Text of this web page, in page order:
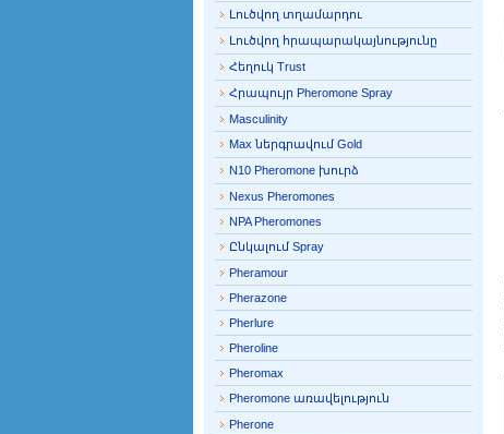
Լուծվող տղամարդու
Լուծվող հրապարակայնությունը
Հեղուկ Trust
Հրապույր Pheromone Spray
Masculinity
Max ներգրավում Gold
N10 Pheromone խուրձ
Nexus Pheromones
NPA Pheromones
Ընկալում Spray
Pheramour
Pherazone
Pherlure
Pheroline
Pheromax
Pheromone առավելություն
Pherone